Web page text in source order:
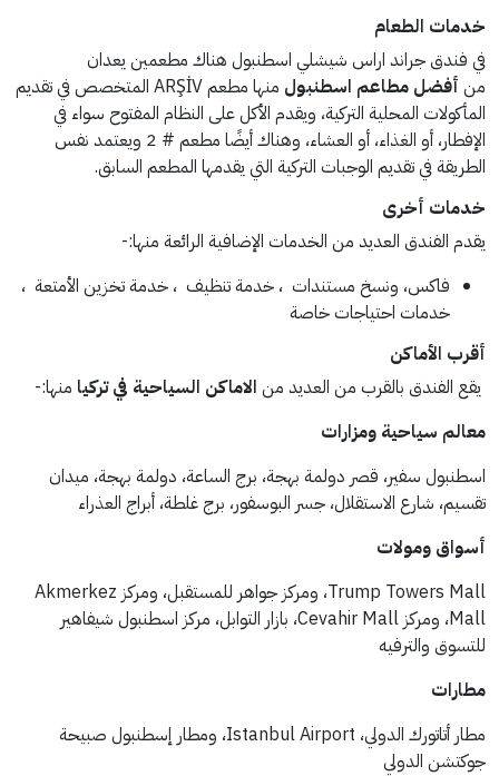
خدمات الطعام
في فندق جراند اراس شيشلي اسطنبول هناك مطعمين يعدان
من أفضل مطاعم اسطنبول
منها مطعم ARŞİV المتخصص في تقديم
المأكولات المحلية التركية، ويقدم الأكل على النظام المفتوح سواء في
الإفطار، أو الغذاء، أو العشاء، وهناك أيضًا مطعم # 2 ويعتمد نفس
الطريقة في تقديم الوجبات التركية التي يقدمها المطعم السابق.
خدمات أخرى
يقدم الفندق العديد من الخدمات الإضافية الرائعة منها:-
فاكس، ونسخ مستندات ، خدمة تنظيف ، خدمة تخزين الأمتعة ،
خدمات احتياجات خاصة
أقرب الأماكن
يقع الفندق بالقرب من العديد من الاماكن السياحية في تركيا منها:-
معالم سياحية ومزارات
اسطنبول سفير، قصر دولمة بهجة، برج الساعة، دولمة بهجة، ميدان
تقسيم، شارع الاستقلال، جسر البوسفور، برج غلطة، أبراج العذراء
أسواق ومولات
Trump Towers Mall، ومركز جواهر للمستقبل، ومركز Akmerkez
Mall، ومركز Cevahir Mall، بازار التوابل، مركز اسطنبول شيفاهير
للتسوق والترفيه
مطارات
مطار أتاتورك الدولي، Istanbul Airport، ومطار إسطنبول صبيحة
جوكتشن الدولي